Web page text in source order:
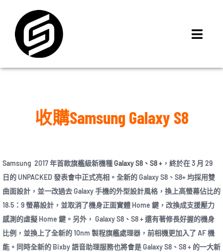
content
iPhone 回收價
MSI 舊換新
最新資訊
收購Samsung Galaxy S8
Samsung 2017 年首款旗艦級新機種Galaxy S8、S8 + ，終於在 3 月 29
日的 UNPACKED 發表會中正式亮相。全新的 Galaxy S8、S8+ 均採用雙
曲面設計，並一改過去 Galaxy 手機的外型設計風格，換上高螢幕佔比的
18.5：9 螢幕設計，並取消了機身正面實體 Home 鍵，改換成支援壓力
感測的虛擬 Home 鍵。另外， Galaxy S8、S8 + 還有著修長好握的機身
比例，並換上了全新的 10nm 製程旗艦處理器，前相機更加入了 AF 機
能。同時全新的 Bixby 語音助理服務也將會是 Galaxy S8、S8 + 的一大新